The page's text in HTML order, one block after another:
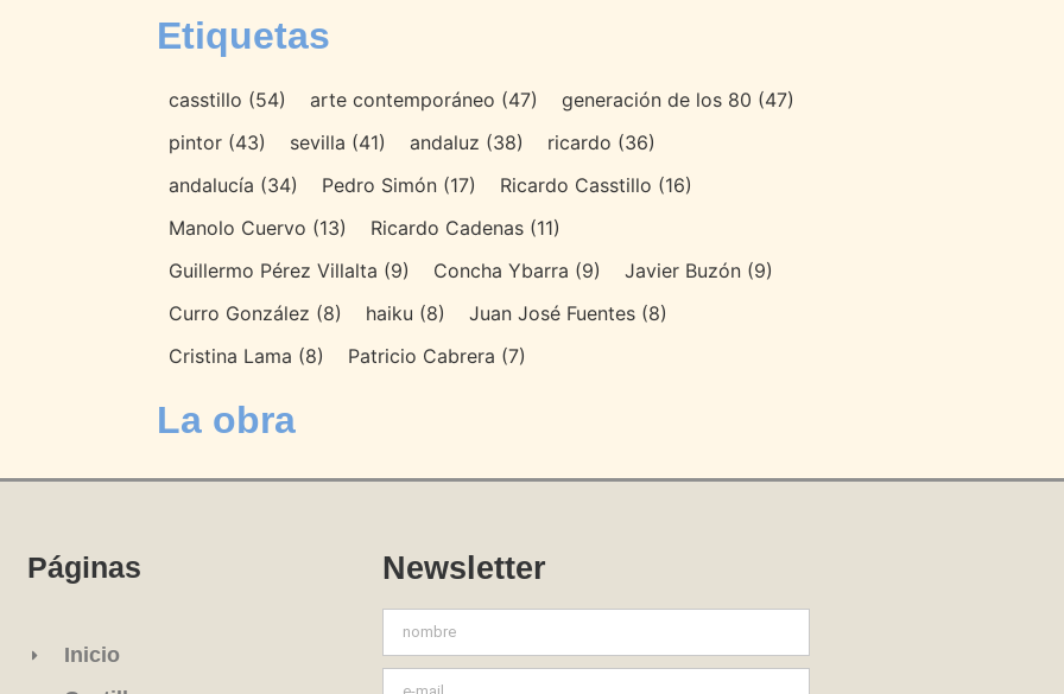
Etiquetas
casstillo (54) arte contemporáneo (47) generación de los 80 (47)
pintor (43) sevilla (41) andaluz (38) ricardo (36)
andalucía (34) Pedro Simón (17) Ricardo Casstillo (16)
Manolo Cuervo (13) Ricardo Cadenas (11)
Guillermo Pérez Villalta (9) Concha Ybarra (9) Javier Buzón (9)
Curro González (8) haiku (8) Juan José Fuentes (8)
Cristina Lama (8) Patricio Cabrera (7)
La obra
Los 2000
Páginas
Inicio
Newsletter